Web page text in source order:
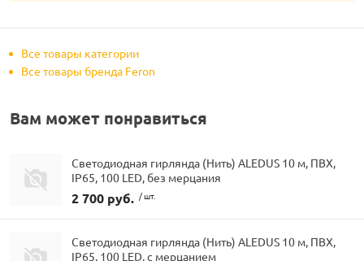
Все товары категории
Все товары бренда Feron
Вам может понравиться
Светодиодная гирлянда (Нить) ALEDUS 10 м, ПВХ,
IP65, 100 LED, без мерцания
2 700 руб. / шт.
Светодиодная гирлянда (Нить) ALEDUS 10 м, ПВХ,
IP65, 100 LED, с мерцанием